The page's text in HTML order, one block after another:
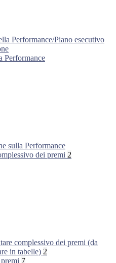
Performance/Piano esecutivo
Performance
sulla Performance
dei premi 2
complessivo dei premi (da
in tabelle) 2
7